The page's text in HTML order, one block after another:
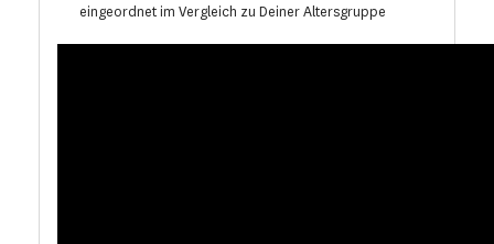
eingeordnet im Vergleich zu Deiner Altersgruppe